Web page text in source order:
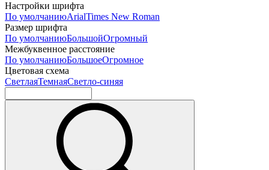
Настройки шрифта
По умолчаниюArialTimes New Roman
Размер шрифта
По умолчаниюБольшойОгромный
Межбуквенное расстояние
По умолчаниюБольшоеОгромное
Цветовая схема
СветлаяТемнаяСветло-синяя